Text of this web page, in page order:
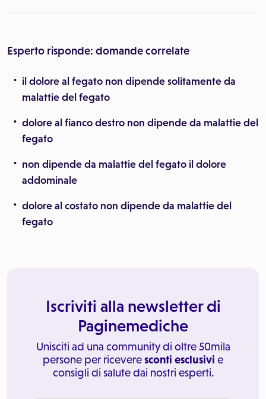
Esperto risponde: domande correlate
il dolore al fegato non dipende solitamente da
malattie del fegato
dolore al fianco destro non dipende da malattie del
fegato
non dipende da malattie del fegato il dolore
addominale
dolore al costato non dipende da malattie del
fegato
Iscriviti alla newsletter di
Paginemediche
Unisciti ad una community di oltre 50mila
persone per riceveresconti esclusivi e
consigli di salute dai nostri esperti.